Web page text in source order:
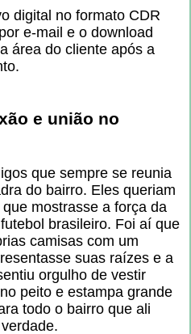
digital no formato CDR
e-mail e o download
área do cliente após a
e união no
que sempre se reunia
do bairro. Eles queriam
mostrasse a força da
brasileiro. Foi aí que
camisas com um
suas raízes e a
orgulho de vestir
peito e estampa grande
todo o bairro que ali